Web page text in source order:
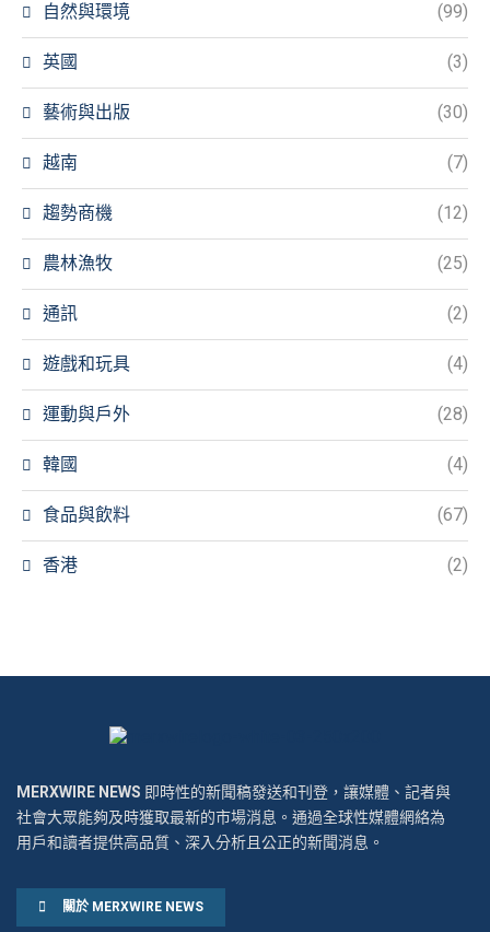
自然與環境 (99)
英國 (3)
藝術與出版 (30)
越南 (7)
趨勢商機 (12)
農林漁牧 (25)
通訊 (2)
遊戲和玩具 (4)
運動與戶外 (28)
韓國 (4)
食品與飲料 (67)
香港 (2)
MERXWIRE NEWS 即時性的新聞稿發送和刊登，讓媒體、記者與
社會大眾能夠及時獲取最新的市場消息。通過全球性媒體網絡為
用戶和讀者提供高品質、深入分析且公正的新聞消息。
關於 MERXWIRE NEWS